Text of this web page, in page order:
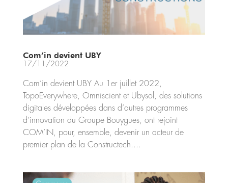
Com’in devient UBY
17/11/2022
Com’in devient UBY Au 1er juillet 2022,
TopoEverywhere, Omniscient et Ubysol, des solutions
digitales développées dans d’autres programmes
d’innovation du Groupe Bouygues, ont rejoint
COM’IN, pour, ensemble, devenir un acteur de
premier plan de la Constructech....